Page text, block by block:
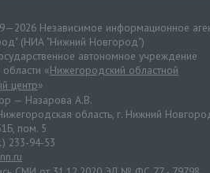
Независимое информационное
(НИА "Нижний Новгород")
автономное учреждение
«Нижегородский областной
центр»
— Назарова А.В.
область, г. Нижний
пом. 5
233-94-53